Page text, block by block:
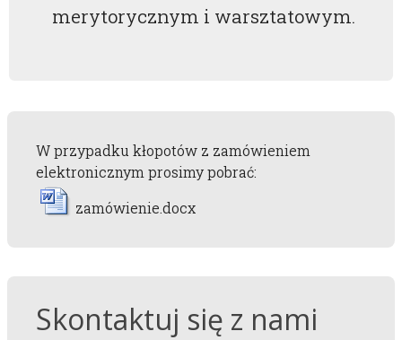
merytorycznym i warsztatowym.
W przypadku kłopotów z zamówieniem
elektronicznym prosimy pobrać:
zamówienie.docx
Skontaktuj się z nami